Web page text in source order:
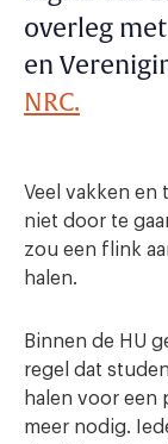
overleg
en
NRC.
Veel vakken en
niet door te
zou een flink
halen.
Binnen de HU
regel dat
halen voor een
meer nodig.